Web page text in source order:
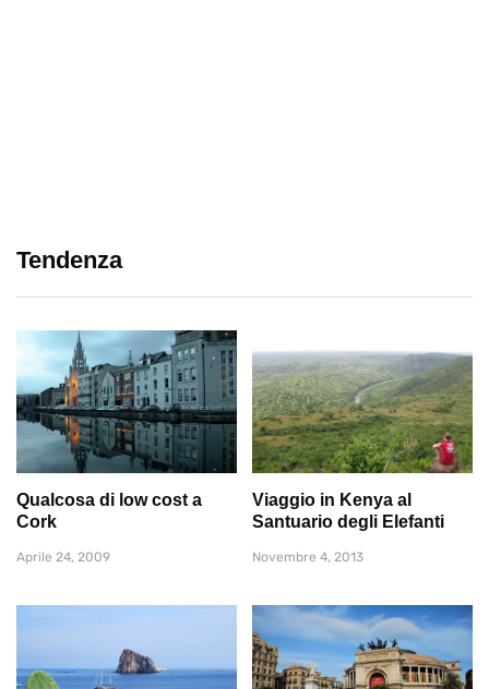
Tendenza
Qualcosa di low cost a
Cork
Aprile 24, 2009
Viaggio in Kenya al
Santuario degli Elefanti
Novembre 4, 2013